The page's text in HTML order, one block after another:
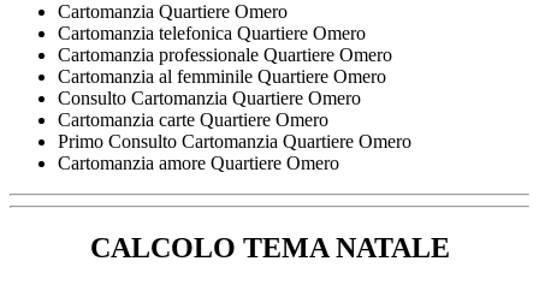
Cartomanzia Quartiere Omero
Cartomanzia telefonica Quartiere Omero
Cartomanzia professionale Quartiere Omero
Cartomanzia al femminile Quartiere Omero
Consulto Cartomanzia Quartiere Omero
Cartomanzia carte Quartiere Omero
Primo Consulto Cartomanzia Quartiere Omero
Cartomanzia amore Quartiere Omero
CALCOLO TEMA NATALE